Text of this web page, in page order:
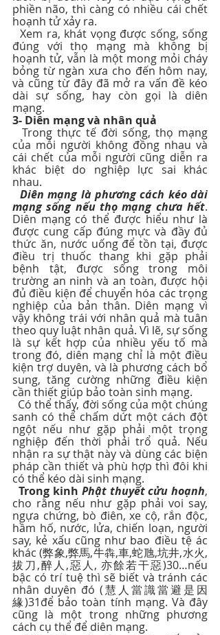
phiền não, thì càng có nhiều cái chết
hoạnh tử xảy ra.
đúng với thọ mạng mà không bị
hoạnh tử, vẫn là một mong mỏi cháy
bỏng từ ngàn xưa cho đến hôm nay,
và cũng từ đây đã mở ra vấn đề kéo
dài sự sống, hay còn gọi là diên
mạng.
3- Diên mạng và nhân quả
của mỗi người không đồng nhau và
cái chết của mỗi người cũng diễn ra
khác biệt do nghiệp lực sai khác
nhau.
Diên mạng là phương cách kéo dài
mạng sống nếu thọ mạng chưa hết.
Diên mạng có thể được hiểu như là
được cung cấp đúng mực và đầy đủ
thức ăn, nước uống để tồn tại, được
điều trị thuốc thang khi gặp phải
bệnh tật, được sống trong môi
trường an ninh và an toàn, được hội
đủ điều kiện để chuyển hóa các trọng
nghiệp của bản thân. Diên mạng vì
vậy không trái với nhân quả mà tuân
theo quy luật nhân quả. Vì lẽ, sự sống
là sự kết hợp của nhiều yếu tố mà
trong đó, diên mạng chỉ là một điều
kiện trợ duyên, và là phương cách bổ
sung, tăng cường những điều kiện
cần thiết giúp bảo toàn sinh mạng.
sanh có thể chấm dứt một cách đột
ngột nếu như gặp phải một trọng
nghiệp đến thời phải trổ quả. Nếu
nhận ra sự thật này và dùng các biện
pháp cần thiết và phù hợp thì đôi khi
có thể kéo dài sinh mạng.
Trong kinh Phật thuyết cửu hoạnh,
cho rằng nếu như gặp phải voi say,
ngựa chứng, bò điên, xe cộ, rắn độc,
hầm hố, nước, lửa, chiến loạn, người
say, kẻ xấu cũng như bao điều tệ ác
khác (弊象,弊馬,牛犇,車,蛇虺,坑井,水火,
拔刀,醉人,惡人, 亦餘若干惡)30…nếu
bậc có trí tuệ thì sẽ biết và tránh các
nhân duyên đó (慧人當識當避是因
緣)31để bảo toàn tính mạng. Và đây
cũng là một trong những phương
cách cụ thể để diên mạng.